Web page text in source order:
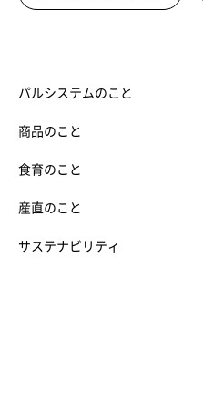
パルシステムのこと
商品のこと
食育のこと
産直のこと
サステナビリティ